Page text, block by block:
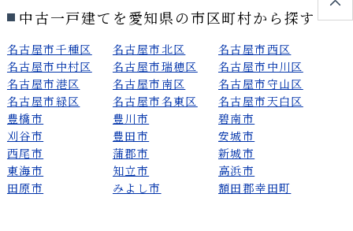
中古一戸建てを愛知県の市区町村から探す
名古屋市千種区 名古屋市北区
名古屋市西区
名古屋市中村区
名古屋市瑞穂区
名古屋市中川区
名古屋市港区
名古屋市南区
名古屋市守山区
名古屋市緑区
名古屋市名東区
名古屋市天白区
豊橋市
豊川市
碧南市
刈谷市
豊田市
安城市
西尾市
蒲郡市
新城市
東海市
知立市
高浜市
田原市
みよし市 額田郡幸田町